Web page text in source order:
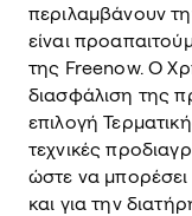
περιλαμβάνουν
είναι
της Freenow. Ο
διασφάλιση της
επιλογή
τεχνικές
ώστε να
και για την